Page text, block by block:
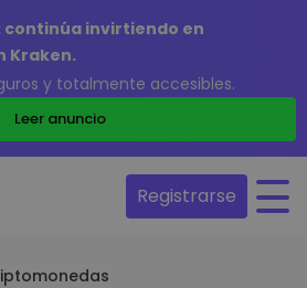
invirtiendo en
Kraken.
y totalmente accesibles.
Leer anuncio
Registrarse